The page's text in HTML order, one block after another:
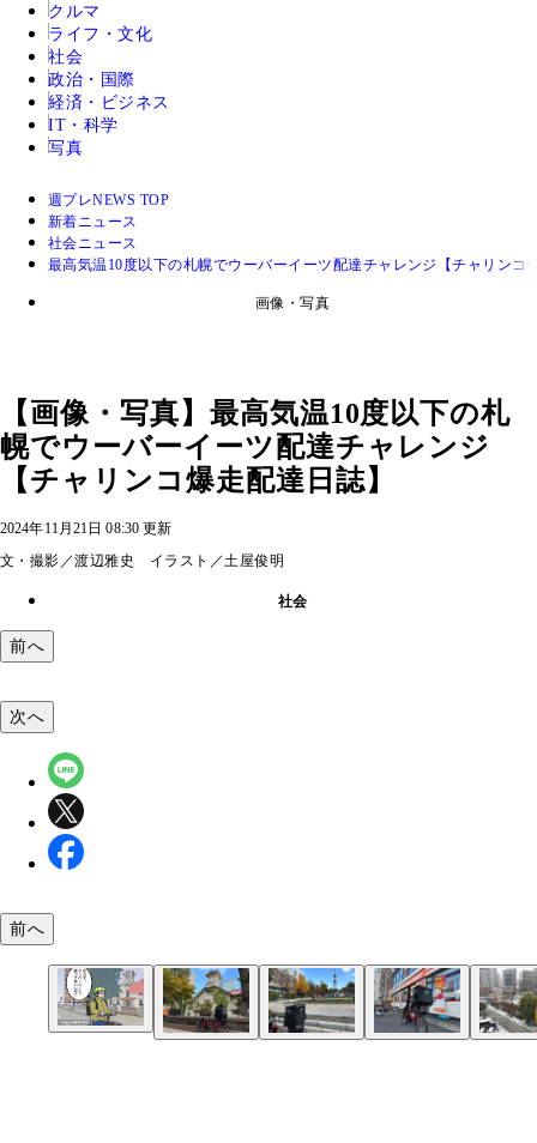
クルマ
ライフ・文化
社会
政治・国際
経済・ビジネス
IT・科学
写真
週プレNEWS TOP
新着ニュース
社会ニュース
最高気温10度以下の札幌でウーバーイーツ配達チャレンジ【チャリンコ
画像・写真
【画像・写真】最高気温10度以下の札
幌でウーバーイーツ配達チャレンジ
【チャリンコ爆走配達日誌】
2024年11月21日 08:30 更新
文・撮影／渡辺雅史 イラスト／土屋俊明
社会
前へ
次へ
前へ